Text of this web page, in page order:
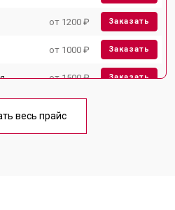
от 1200 ₽ Заказать
от 1000 ₽ Заказать
от 1500 ₽ Заказать
от 1000 ₽
весь прайс